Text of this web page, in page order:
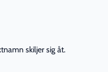
skiljer sig åt.